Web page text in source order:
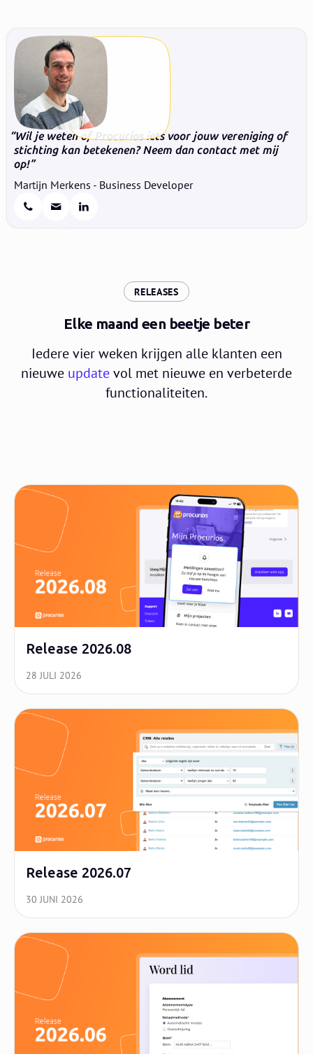
Wil je weten of Procurios iets voor jouw vereniging of
stichting kan betekenen? Neem dan contact met mij
op!
Martijn Merkens - Business Developer
RELEASES:
Elke maand een beetje beter
Iedere vier weken krijgen alle klanten een
nieuwe updatevol met nieuwe en verbeterde
functionaliteiten.
Release 2026.08
28 JULI 2026
Release 2026.07
30 JUNI 2026